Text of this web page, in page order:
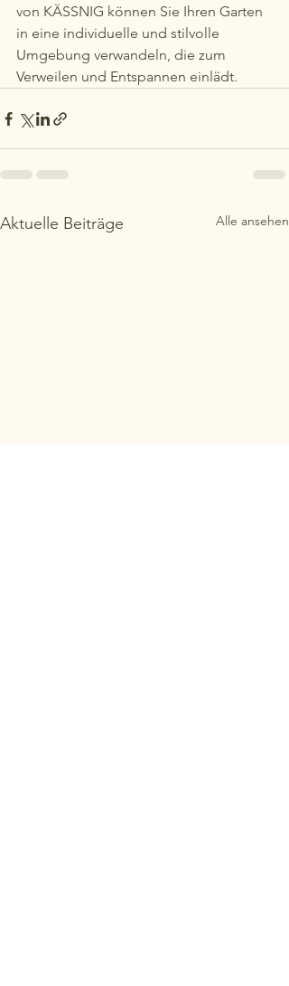
von KÄSSNIG können Sie Ihren Garten
in eine individuelle und stilvolle
Umgebung verwandeln, die zum
Verweilen und Entspannen einlädt.
Aktuelle Beiträge Alle ansehen